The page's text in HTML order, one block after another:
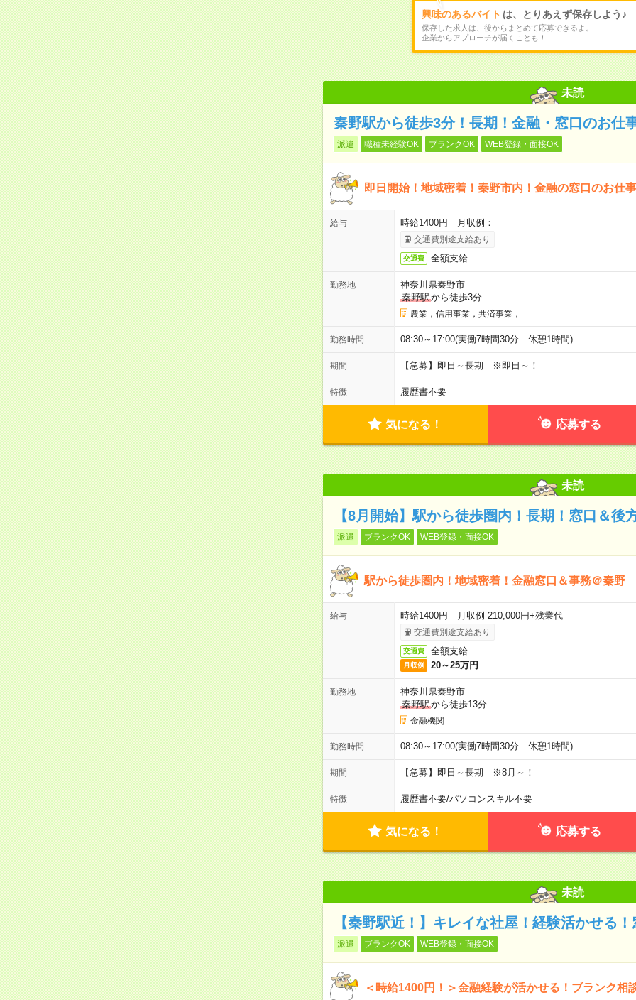
興味のあるバイト は、とりあえず保存しよう♪
保存した求人は、後からまとめて応募できるよ。
企業からアプローチが届くことも！
未読
秦野駅から徒歩3分！長期！金融・窓口のお仕
派遣 職種未経験OK ブランクOK WEB登録・面接OK
即日開始！地域密着！秦野市内！金融の窓口のお仕
給与 時給1400円 月収例：
交通費別途支給あり
交通費 全額支給
勤務地
神奈川県秦野市
秦野駅から徒歩3分
農業，信用事業，共済事業，
勤務時間 08:30～17:00(実働7時間30分 休憩1時間)
期間 【急募】即日～長期 ※即日～！
特徴 履歴書不要
気になる！ 応募する
未読
【8月開始】駅から徒歩圏内！長期！窓口＆後
派遣 ブランクOK WEB登録・面接OK
駅から徒歩圏内！地域密着！金融窓口＆事務＠秦野
給与 時給1400円 月収例 210,000円+残業代
交通費別途支給あり
交通費 全額支給
月収例 20～25万円
勤務地
神奈川県秦野市
秦野駅から徒歩13分
金融機関
勤務時間 08:30～17:00(実働7時間30分 休憩1時間)
期間 【急募】即日～長期 ※8月～！
特徴 履歴書不要/パソコンスキル不要
気になる！ 応募する
未読
【秦野駅近！】キレイな社屋！経験活かせる
派遣 ブランクOK WEB登録・面接OK
＜時給1400円！＞金融経験が活かせる！ブランク相